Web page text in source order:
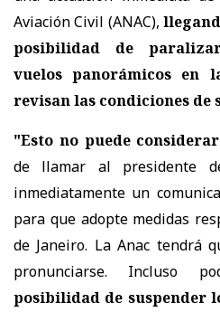
Aviación Civil (ANAC),
posibilidad de
vuelos panorámicos en
revisan las condiciones de
"Esto no puede
de llamar al presidente
inmediatamente un
para que adopte medidas
de Janeiro. La Anac tendrá
pronunciarse. Incluso
posibilidad de suspender